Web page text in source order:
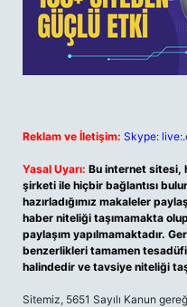
Reklam ve İletişim: Skype:
Yasal Uyarı: Bu internet sitesi,
şirketi ile hiçbir bağlantısı
hazırladığımız makaleler
haber niteliği taşımamakta
paylaşım yapılmamaktadır.
benzerlikleri tamamen
halindedir ve tavsiye niteliği
Sitemiz, 5651 Sayılı Kanun